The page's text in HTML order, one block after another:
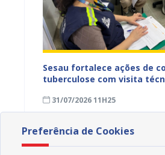
Sesau fortalece ações de
tuberculose com visita
31/07/2026 11H25
Preferência de Cookies